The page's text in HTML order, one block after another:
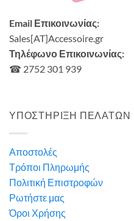
Email Επικοινωνίας:
Sales[AT]Accessoire.gr
Τηλέφωνο Επικοινωνίας:
☎ 2752 301 939
ΥΠΟΣΤΗΡΙΞΗ ΠΕΛΑΤΩΝ
Αποστολές
Τρόποι Πληρωμής
Πολιτική Επιστροφών
Ρωτήστε μας
Όροι Χρήσης